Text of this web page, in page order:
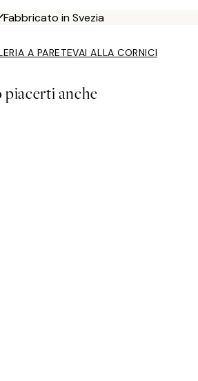
Fabbricato in Svezia
A PARETEVAI ALLA CORNICI
anche